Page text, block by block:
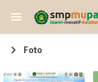
Foto